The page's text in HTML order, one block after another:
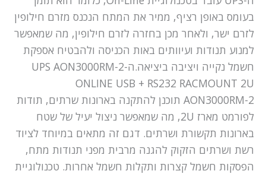
בעומס באופן רציף, ממיר את המתח הנכנס מזרם חילופין
לזרם ישר, ולאחר מכן בחזרה לזרם חילופין, מה שמאפשר
למנוע תנודות ועיוותים באות הכניסה ולהבטיח אספקת
חשמל נקייה ויציבה ביציאה.ה-UPS AON3000RM-2
ONLINE USB + RS232 RACMOUNT 2U
AON3000RM-2 תוכנן להתקנה בארונות שרתים, תודות
לפורמט מארז 2U, מה שמאפשר ניצול יעיל של שטח
בארונות תקשורת ושרתים. דגם זה מתאים במיוחד לציוד
רשת ושרתים הזקוק להגנה מרבית מפני תנודות מתח,
הפסקות חשמל קצרות ותקלות חשמל אחרות. טכנולוגיית